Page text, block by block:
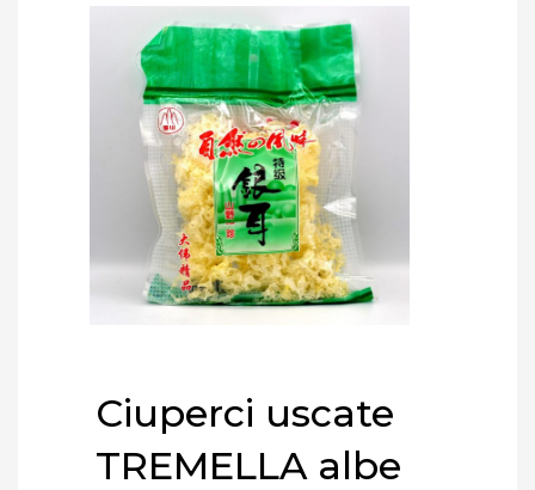
Ciuperci uscate
TREMELLA albe